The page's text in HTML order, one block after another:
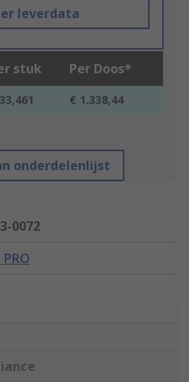
leverdata
stuk Per Doos*
€ 1.338,44
onderdelenlijst
0072
PRO